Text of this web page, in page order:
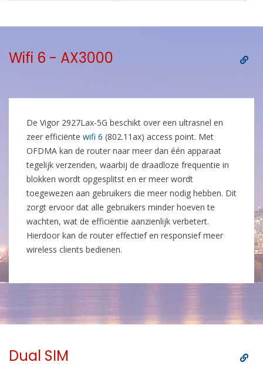
Wifi 6 - AX3000
De Vigor 2927Lax-5G beschikt over een ultrasnel en
zeer efficiënte wifi 6 (802.11ax) access point. Met
OFDMA kan de router naar meer dan één apparaat
tegelijk verzenden, waarbij de draadloze frequentie in
blokken wordt opgesplitst en er meer wordt
toegewezen aan gebruikers die meer nodig hebben. Dit
zorgt ervoor dat alle gebruikers minder hoeven te
wachten, wat de efficiëntie aanzienlijk verbetert.
Hierdoor kan de router effectief en responsief meer
wireless clients bedienen.
Dual SIM